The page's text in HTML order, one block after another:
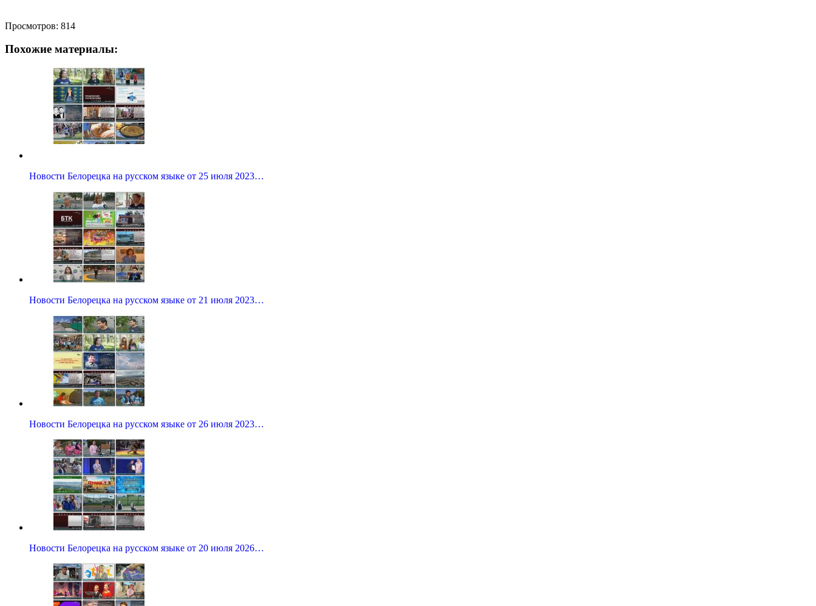
Просмотров: 814
Похожие материалы:
Новости Белорецка на русском языке от 25 июля 2023…
Новости Белорецка на русском языке от 21 июля 2023…
Новости Белорецка на русском языке от 26 июля 2023…
Новости Белорецка на русском языке от 20 июля 2026…